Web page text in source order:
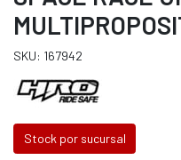
SKU: 167942
Stock por sucursal